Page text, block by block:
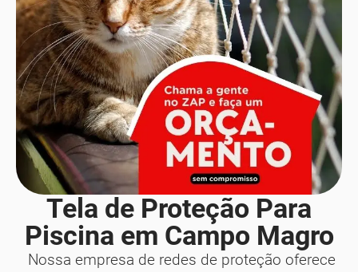
Tela de Proteção Para
Piscina em Campo Magro
Nossa empresa de redes de proteção oferece